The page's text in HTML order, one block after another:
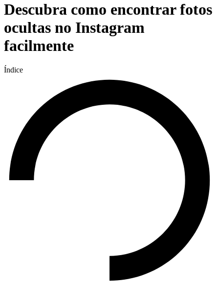
Descubra como encontrar fotos
ocultas no Instagram
facilmente
Índice